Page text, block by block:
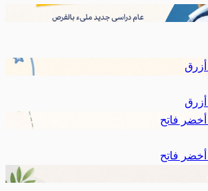
فاتح
فاتح